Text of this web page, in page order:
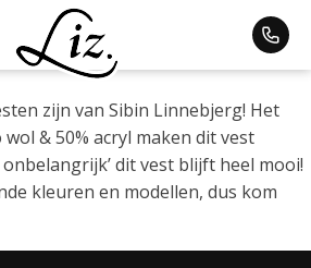
zijn van Sibin Linnebjerg! Het
& 50% acryl maken dit vest
dit vest blijft heel mooi!
kleuren en modellen, dus kom